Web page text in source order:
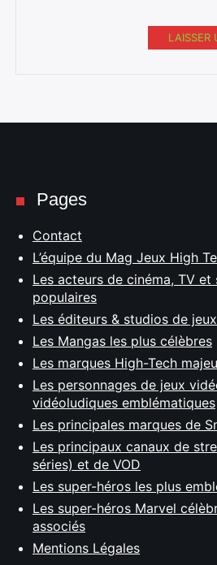
LAISSER
Pages
Contact
L’équipe du Mag Jeux High
Les acteurs de cinéma, TV et
populaires
Les éditeurs & studios de
Les Mangas les plus célèbres
Les marques High-Tech
Les personnages de jeux
vidéoludiques emblématiques
Les principales marques de
Les principaux canaux de
séries) et de VOD
Les super-héros les plus
Les super-héros Marvel
associés
Mentions Légales